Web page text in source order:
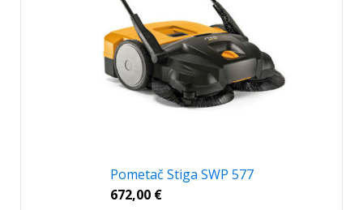
Pometač Stiga SWP 577
672,00 €